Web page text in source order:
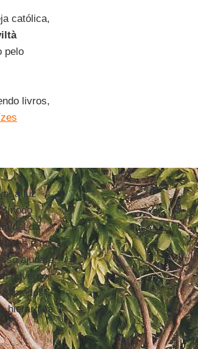
católica,
pelo
livros,
à luz
da
e na
ajudará
governo
hierarquia